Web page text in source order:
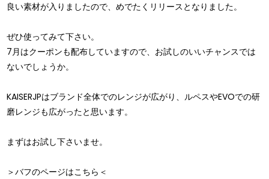
良い素材が入りましたので、めでたくリリースとなりました。
ぜひ使ってみて下さい。
7月はクーポンも配布していますので、お試しのいいチャンスでは
ないでしょうか。
KAISERJPはブランド全体でのレンジが広がり、ルペスやEVOでの研
磨レンジも広がったと思います。
まずはお試し下さいませ。
＞バフのページはこちら＜